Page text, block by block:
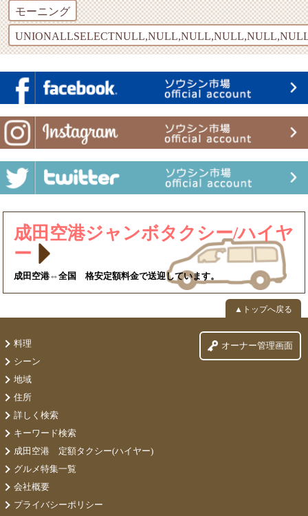
モーニング
成田空港ジャンボタクシー/ハイヤ
ー
成田空港⇔全国 格安定額料金で送迎しています。
▲トップへ戻る
料理
シーン
地域
住所
詳しく検索
キーワード検索
成田空港 定額タクシー(ハイヤー)
グルメ特集一覧
会社概要
プライバシーポリシー
オーナー管理画面